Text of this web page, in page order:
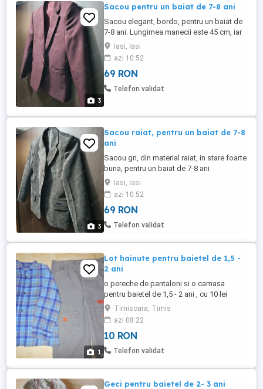
3
Sacou pentru un baiat de 7-8 ani
Sacou elegant, bordo, pentru un baiat de
7-8 ani. Lungimea manecii este 45 cm, iar
intre umeri este 33 cm.
Iasi, Iasi
azi 10:52
69 RON
Telefon validat
3
Sacou raiat, pentru un baiat de 7-8
ani
Sacou gri, din material raiat, in stare foarte
buna, pentru un baiat de 7-8 ani
Iasi, Iasi
azi 10:52
69 RON
Telefon validat
1
Lot hainute pentru baietel de 1,5 -
2 ani
o pereche de pantaloni si o camasa
pentru baietel de 1,5 - 2 ani , cu 10 lei
ambele
Timisoara, Timis
azi 08:22
10 RON
Telefon validat
Geci pentru baietel de 2- 3 ani